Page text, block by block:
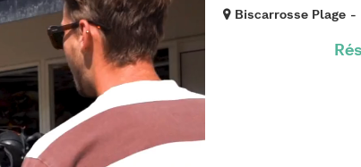
Biscarrosse Plage